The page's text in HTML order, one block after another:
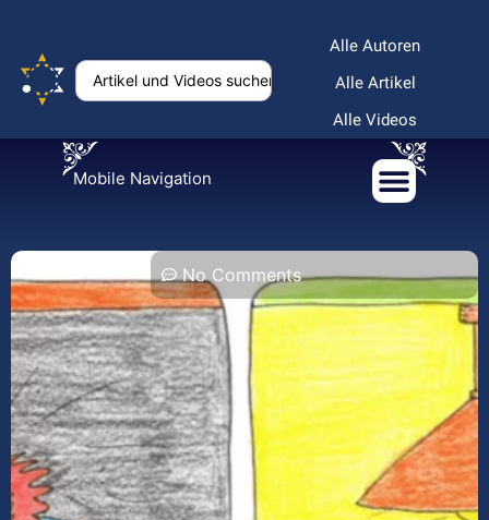
Alle Autoren
Alle Artikel
Alle Videos
Mobile Navigation
No Comments